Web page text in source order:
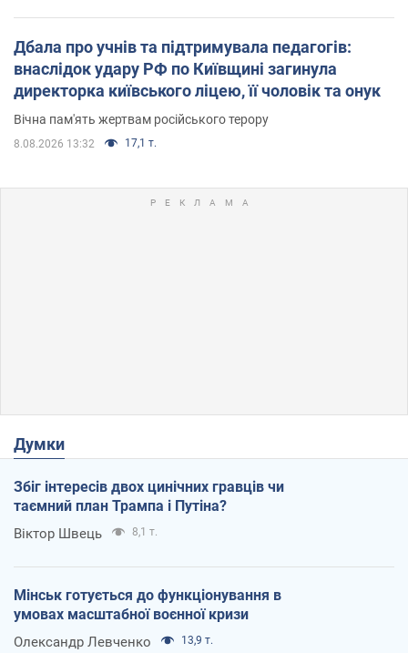
Дбала про учнів та підтримувала педагогів:
внаслідок удару РФ по Київщині загинула
директорка київського ліцею, її чоловік та онук
Вічна пам'ять жертвам російського терору
8.08.2026 13:32 17,1 т.
Думки
Збіг інтересів двох цинічних гравців чи
таємний план Трампа і Путіна?
Віктор Швець 8,1 т.
Мінськ готується до функціонування в
умовах масштабної воєнної кризи
Олександр Левченко 13,9 т.